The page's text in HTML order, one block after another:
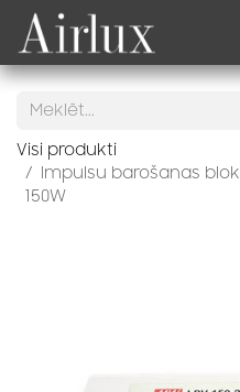
Skip to Content
Visi produkti
Impulsu barošanas bloks
150W